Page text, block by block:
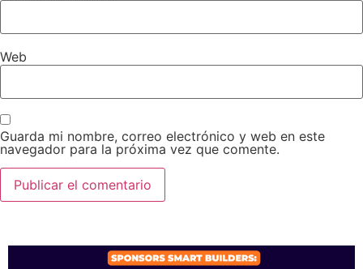
Web
Guarda mi nombre, correo electrónico y web en este
navegador para la próxima vez que comente.